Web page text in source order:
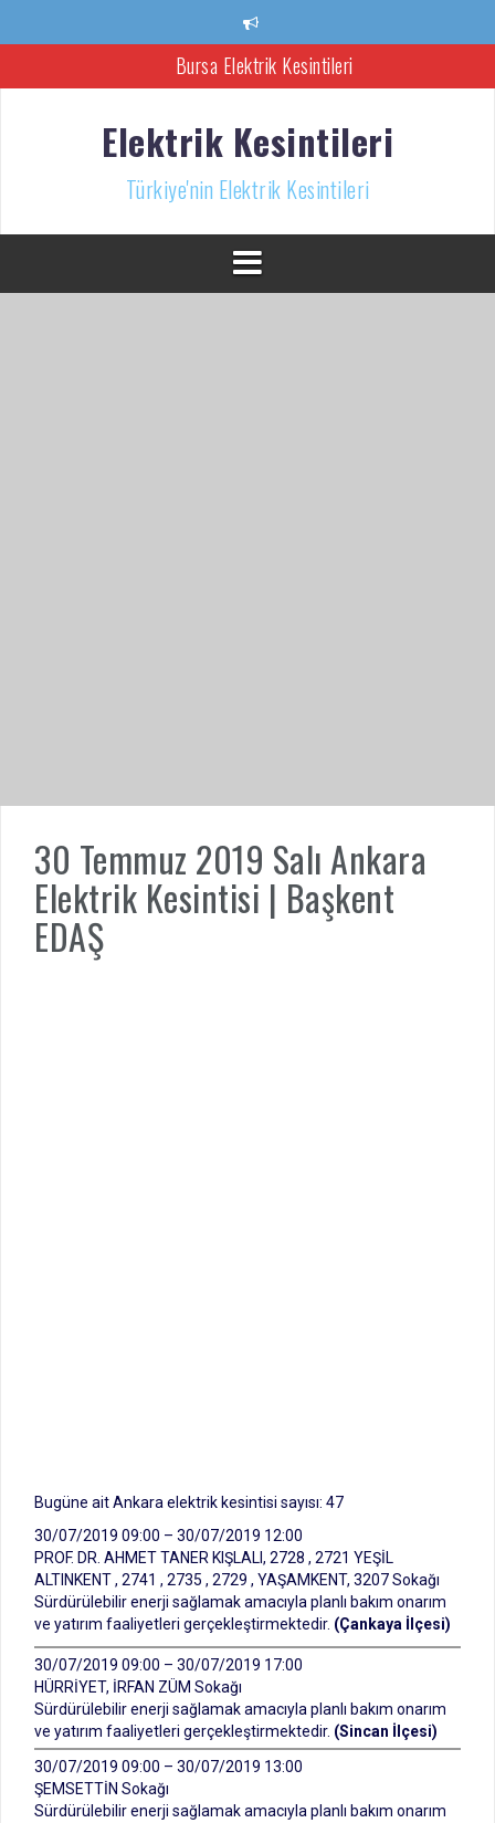
Ankara Elektrik Kesintisi
İzmir Elektrik Kesintisi
Bursa Elektrik Kesintileri
Elektrik Kesintileri
Türkiye'nin Elektrik Kesintileri
30 Temmuz 2019 Salı Ankara
Elektrik Kesintisi | Başkent
EDAŞ
Bugüne ait Ankara elektrik kesintisi sayısı: 47
30/07/2019 09:00 – 30/07/2019 12:00
PROF. DR. AHMET TANER KIŞLALI, 2728 , 2721 YEŞİL
ALTINKENT , 2741 , 2735 , 2729 , YAŞAMKENT, 3207 Sokağı
Sürdürülebilir enerji sağlamak amacıyla planlı bakım onarım
ve yatırım faaliyetleri gerçekleştirmektedir. (Çankaya İlçesi)
30/07/2019 09:00 – 30/07/2019 17:00
HÜRRİYET, İRFAN ZÜM Sokağı
Sürdürülebilir enerji sağlamak amacıyla planlı bakım onarım
ve yatırım faaliyetleri gerçekleştirmektedir. (Sincan İlçesi)
30/07/2019 09:00 – 30/07/2019 13:00
ŞEMSETTİN Sokağı
Sürdürülebilir enerji sağlamak amacıyla planlı bakım onarım